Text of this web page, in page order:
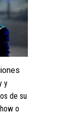
y
de su
o